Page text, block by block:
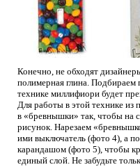
Конечно, не обходят
полимерная глина.
технике миллифиори будет
Для работы в этой технике из
в «бревнышки» так, чтобы на
рисунок. Нарезаем
ими выключатель (фото 4), а
карандашом (фото 5), чтобы
единый слой. Не забудьте